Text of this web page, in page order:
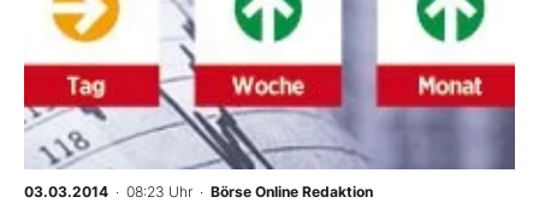
03.03.2014 · 08:23 Uhr · Börse Online Redaktion